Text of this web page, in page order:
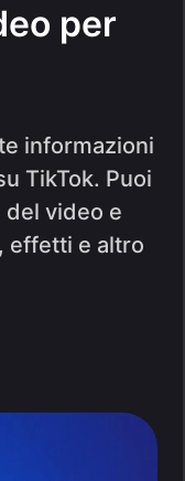
per
informazioni
TikTok. Puoi
video e
effetti e altro